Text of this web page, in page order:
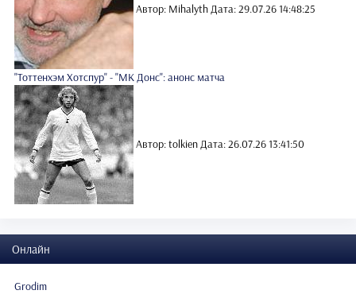
Автор: MihalythДата: 29.07.26 14:48:25
"Тоттенхэм Хотспур" - "МК Донс": анонс матча
Автор: tolkienДата: 26.07.26 13:41:50
Онлайн
Grodim